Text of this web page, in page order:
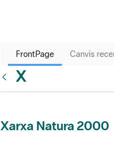
FrontPage Canvis
X
Xarxa Natura 2000